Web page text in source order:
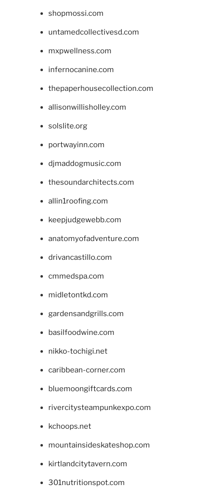
shopmossi.com
untamedcollectivesd.com
mxpwellness.com
infernocanine.com
thepaperhousecollection.com
allisonwillisholley.com
solslite.org
portwayinn.com
djmaddogmusic.com
thesoundarchitects.com
allin1roofing.com
keepjudgewebb.com
anatomyofadventure.com
drivancastillo.com
cmmedspa.com
midletontkd.com
gardensandgrills.com
basilfoodwine.com
nikko-tochigi.net
caribbean-corner.com
bluemoongiftcards.com
rivercitysteampunkexpo.com
kchoops.net
mountainsideskateshop.com
kirtlandcitytavern.com
301nutritionspot.com